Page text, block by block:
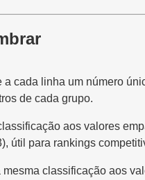
a cada linha um número
de cada grupo.
aos valores
útil para rankings
mesma classificação aos